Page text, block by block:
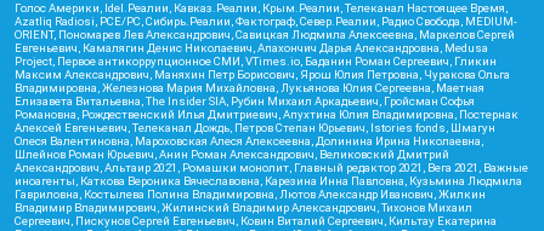
Голос Америки, Idel.Реалии, Кавказ.Реалии, Крым.Реалии, Телеканал Настоящее Время,
Azatliq Radiosi, PCE/PC, Сибирь.Реалии, Фактограф, Север.Реалии, Радио Свобода, MEDIUM-
ORIENT, Пономарев Лев Александрович, Савицкая Людмила Алексеевна, Маркелов Сергей
Евгеньевич, Камалягин Денис Николаевич, Апахончич Дарья Александровна, Medusa
Project, Первое антикоррупционное СМИ, VTimes.io, Баданин Роман Сергеевич, Гликин
Максим Александрович, Маняхин Петр Борисович, Ярош Юлия Петровна, Чуракова Ольга
Владимировна, Железнова Мария Михайловна, Лукьянова Юлия Сергеевна, Маетная
Елизавета Витальевна, The Insider SIA, Рубин Михаил Аркадьевич, Гройсман Софья
Романовна, Рождественский Илья Дмитриевич, Апухтина Юлия Владимировна, Постернак
Алексей Евгеньевич, Телеканал Дождь, Петров Степан Юрьевич, Istories fonds, Шмагун
Олеся Валентиновна, Мароховская Алеся Алексеевна, Долинина Ирина Николаевна,
Шлейнов Роман Юрьевич, Анин Роман Александрович, Великовский Дмитрий
Александрович, Альтаир 2021, Ромашки монолит, Главный редактор 2021, Вега 2021, Важные
иноагенты, Каткова Вероника Вячеславовна, Карезина Инна Павловна, Кузьмина Людмила
Гавриловна, Костылева Полина Владимировна, Лютов Александр Иванович, Жилкин
Владимир Владимирович, Жилинский Владимир Александрович, Тихонов Михаил
Сергеевич, Пискунов Сергей Евгеньевич, Ковин Виталий Сергеевич, Кильтау Екатерина